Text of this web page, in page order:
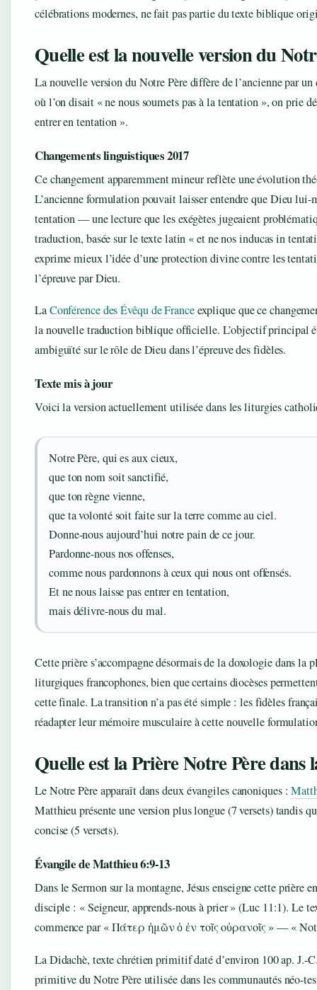
célébrations modernes, ne fait pas partie du texte biblique
Quelle est la nouvelle version du
La nouvelle version du Notre Père diffère de l’ancienne par
où l’on disait « ne nous soumets pas à la tentation », on prie
entrer en tentation ».
Changements linguistiques 2017
Ce changement apparemment mineur reflète une évolution
L’ancienne formulation pouvait laisser entendre que Dieu lui-
tentation — une lecture que les exégètes jugeaient
traduction, basée sur le texte latin « et ne nos inducas in
exprime mieux l’idée d’une protection divine contre les
l’épreuve par Dieu.
LaConférence des Évêqu de Franceexplique que ce
la nouvelle traduction biblique officielle. L’objectif principal
ambiguïté sur le rôle de Dieu dans l’épreuve des fidèles.
Texte mis à jour
Voici la version actuellement utilisée dans les liturgies
Notre Père, qui es aux cieux,
que ton nom soit sanctifié,
que ton règne vienne,
que ta volonté soit faite sur la terre comme au ciel.
Donne-nous aujourd’hui notre pain de ce jour.
Pardonne-nous nos offenses,
comme nous pardonnons à ceux qui nous ont offensés.
Et ne nous laisse pas entrer en tentation,
mais délivre-nous du mal.
Cette prière s’accompagne désormais de la doxologie dans la
liturgiques francophones, bien que certains diocèses
cette finale. La transition n’a pas été simple : les fidèles
réadapter leur mémoire musculaire à cette nouvelle
Quelle est la Prière Notre Père dans
Le Notre Père apparaît dans deux évangiles canoniques :
Matthieu présente une version plus longue (7 versets) tandis
concise (5 versets).
Évangile de Matthieu 6:9-13
Dans le Sermon sur la montagne, Jésus enseigne cette prière
disciple : « Seigneur, apprends-nous à prier » (Luc 11:1). Le
commence par « Πάτερ ἡμῶν ὁ ἐν τοῖς οὐρανοῖς » — «
La Didachè, texte chrétien primitif daté d’environ 100 ap. J.-
primitive du Notre Père utilisée dans les communautés néo-